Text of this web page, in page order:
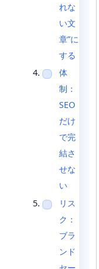
れな
い文
章”に
する
体
制：
SEO
だけ
で完
結さ
せな
い
リス
ク：
ブラ
ンド